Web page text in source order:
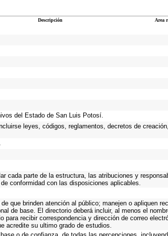
Descripción Area
del Estado de San Luis Potosí.
leyes, códigos, reglamentos, decretos de
cada parte de la estructura, las atribuciones y
conformidad con las disposiciones aplicables.
que brinden atención al público; manejen o apliquen
de base. El directorio deberá incluir, al menos el
recibir correspondencia y dirección de correo
acredite su ultimo grado de estudios.